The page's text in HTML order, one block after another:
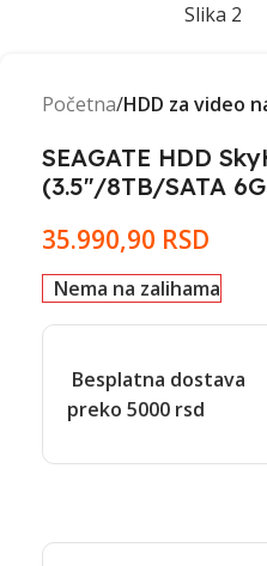
Početna HDD za video
SEAGATE HDD
(3.5''/8TB/SATA
35.990,90 RSD
Nema na zalihama
Besplatna dostava
preko 5000 rsd